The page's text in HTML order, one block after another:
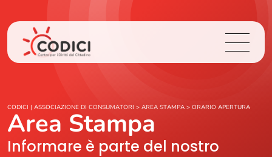
Chi Siamo
Cosa Facciamo
CODICI | ASSOCIAZIONE DI CONSUMATORI > AREA STAMPA > ORARIO APERTURA
Area Stampa
Informare è parte del nostro